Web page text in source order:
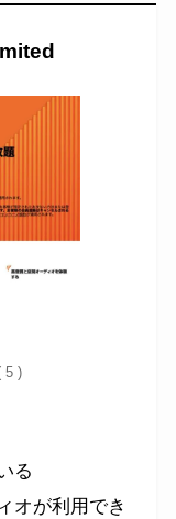
5 )
る
オが利用でき